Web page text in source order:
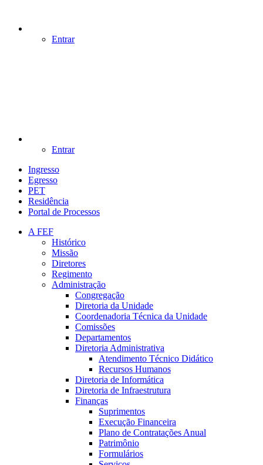
Entrar
Entrar
Ingresso
Egresso
PET
Residência
Portal de Processos
A FEF
Histórico
Missão
Diretores
Regimento
Administração
Congregação
Diretoria da Unidade
Coordenadoria Técnica da Unidade
Comissões
Departamentos
Diretoria Administrativa
Atendimento Técnico Didático
Recursos Humanos
Diretoria de Informática
Diretoria de Infraestrutura
Finanças
Suprimentos
Execução Financeira
Plano de Contratações Anual
Patrimônio
Formulários